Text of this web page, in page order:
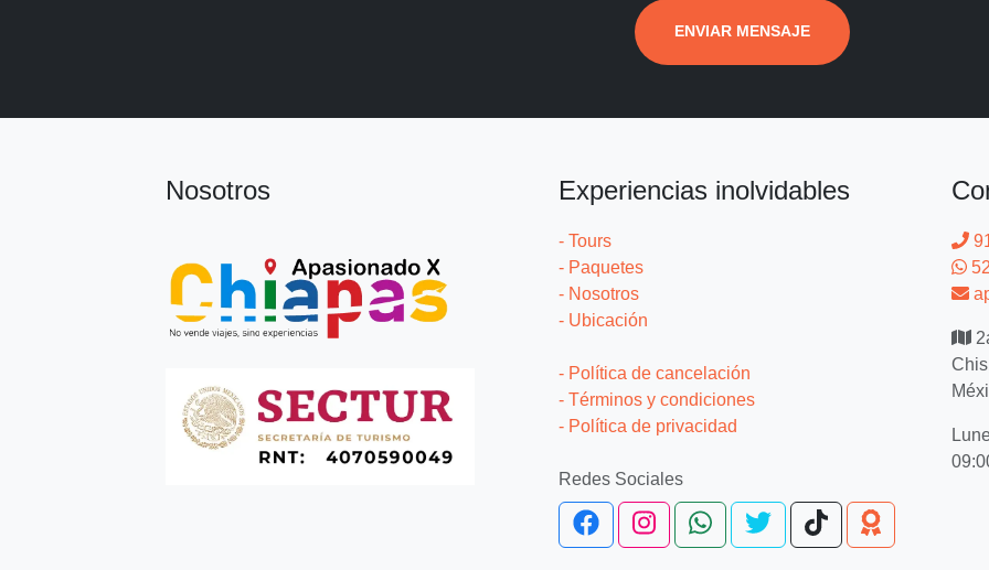
ENVIAR MENSAJE
Nosotros Experiencias inolvidables
- Tours
- Paquetes
- Nosotros
- Ubicación
- Política de cancelación
- Términos y condiciones
- Política de privacidad
Redes Sociales